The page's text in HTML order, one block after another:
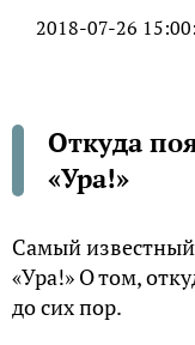
2018-07-26
Откуда
«Ура!»
Самый
«Ура!» О том,
до сих пор.